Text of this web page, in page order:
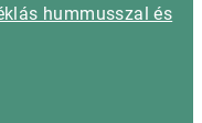
hummusszal és